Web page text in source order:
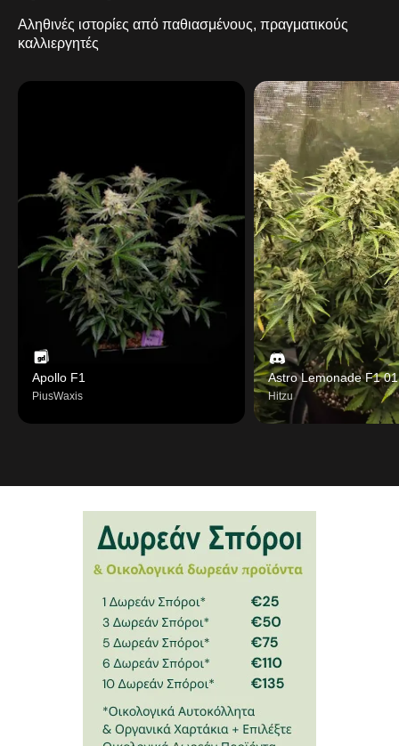
Αληθινές ιστορίες από παθιασμένους, πραγματικούς
καλλιεργητές
Apollo F1
PiusWaxis
Astro Lemonade F1 01
Hitzu